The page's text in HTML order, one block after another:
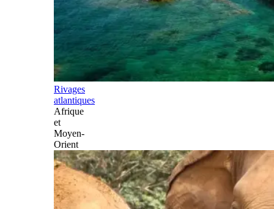
Rivages
atlantiques
Afrique
et
Moyen-
Orient